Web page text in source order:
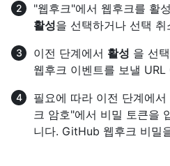
"웹후크"에서 웹후크를 활
활성을 선택하거나 선택 취
이전 단계에서 활성 을 선
웹후크 이벤트를 보낼
필요에 따라 이전 단계에서
크 암호"에서 비밀 토큰을
니다. GitHub 웹후크 비밀